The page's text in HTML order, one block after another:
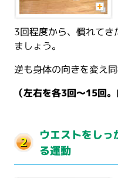
3回程度から、慣れて
ましょう。
逆も身体の向きを変え同
（左右を各3回～15回
ウエストをしっ
る運動